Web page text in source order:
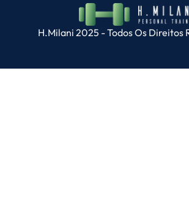
H.Milani 2025 - Todos Os Direitos